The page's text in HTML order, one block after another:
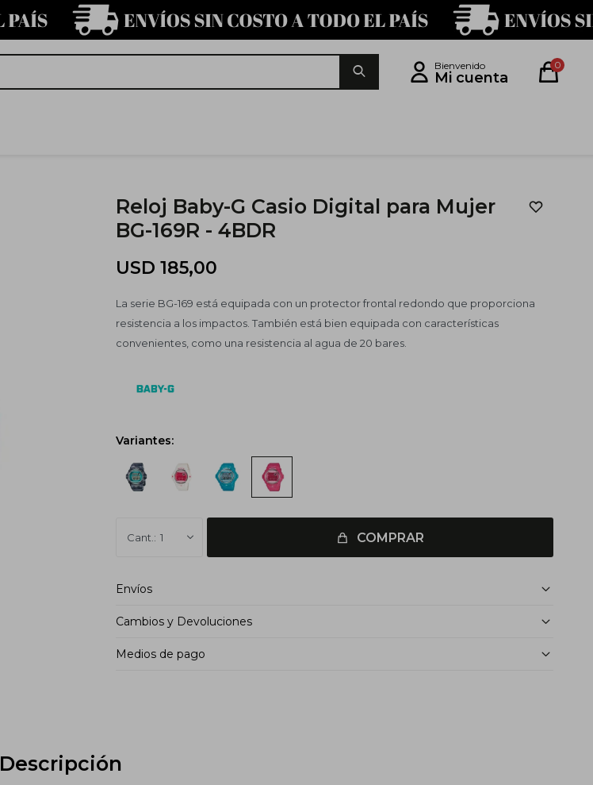
0
Reloj Baby-G Casio Digital para Mujer
BG-169R - 4BDR
USD 185,00
La serie BG-169 está equipada con un protector frontal redondo que proporciona
resistencia a los impactos. También está bien equipada con características
convenientes, como una resistencia al agua de 20 bares.
Variantes:
1 COMPRAR
Envíos
Cambios y Devoluciones
Medios de pago
Descripción